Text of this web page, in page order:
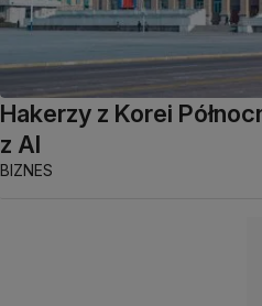
Hakerzy z Korei
z AI
BIZNES